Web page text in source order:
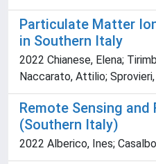
Particulate Matter
in Southern Italy
2022 Chianese, Elena;
Naccarato, Attilio; Sprovieri,
Remote Sensing
(Southern Italy)
2022 Alberico, Ines;